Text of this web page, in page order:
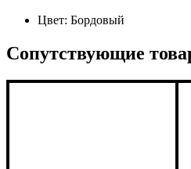
Цвет: Бордовый
Сопутствующие